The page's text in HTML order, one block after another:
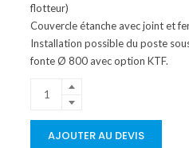
flotteur)
Couvercle étanche avec joint et
Installation possible du poste
fonte Ø 800 avec option KTF.
AJOUTER AU DEVIS